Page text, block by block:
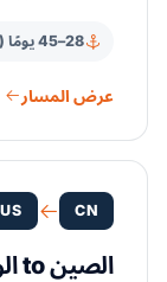
الوساطة
28–45 يومًا (بديل FCL/LCL)
عرض المسار
CN
US
الصين to الولايات المتحدة